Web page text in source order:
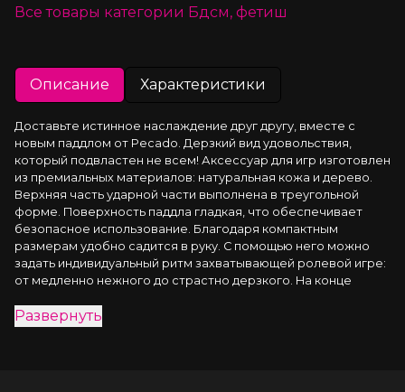
Все товары категории Бдсм, фетиш
Описание Характеристики
Доставьте истинное наслаждение друг другу, вместе с
новым паддлом от Pecado. Дерзкий вид удовольствия,
который подвластен не всем! Аксессуар для игр изготовлен
из премиальных материалов: натуральная кожа и дерево.
Верхняя часть ударной части выполнена в треугольной
форме. Поверхность паддла гладкая, что обеспечивает
безопасное использование. Благодаря компактным
размерам удобно садится в руку. С помощью него можно
задать индивидуальный ритм захватывающей ролевой игре:
от медленно нежного до страстно дерзкого. На конце
процессе использования. Отлично сочетается с любым
Развернуть